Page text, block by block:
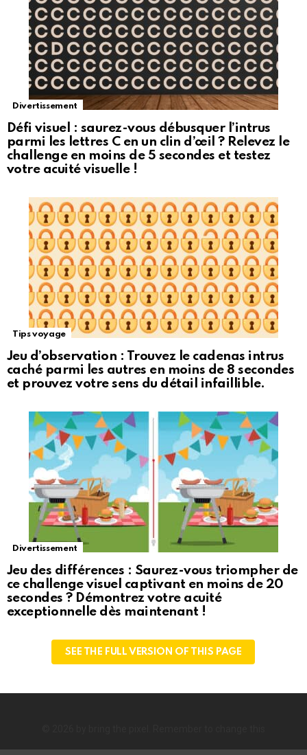
Divertissement
Défi visuel : saurez-vous débusquer l’intrus
parmi les lettres C en un clin d’œil ? Relevez le
challenge en moins de 5 secondes et testez
votre acuité visuelle !
Tips voyage
Jeu d’observation : Trouvez le cadenas intrus
caché parmi les autres en moins de 8 secondes
et prouvez votre sens du détail infaillible.
Divertissement
Jeu des différences : Saurez-vous triompher de
ce challenge visuel captivant en moins de 20
secondes ? Démontrez votre acuité
exceptionnelle dès maintenant !
SEE THE FULL VERSION OF THIS PAGE